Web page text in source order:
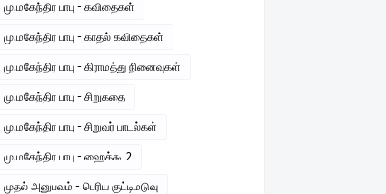
மு.மகேந்திர பாபு - கவிதைகள்
மு.மகேந்திர பாபு - காதல் கவிதைகள்
மு.மகேந்திர பாபு - கிராமத்து நினைவுகள்
மு.மகேந்திர பாபு - சிறுகதை
மு.மகேந்திர பாபு - சிறுவர் பாடல்கள்
மு.மகேந்திர பாபு - ஹைக்கூ 2
முதல் அனுபவம் - பெரிய குட்டிமடுவு